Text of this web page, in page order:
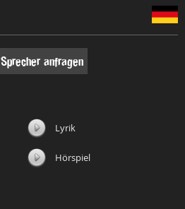
Sprecher anfragen
Lyrik
Hörspiel